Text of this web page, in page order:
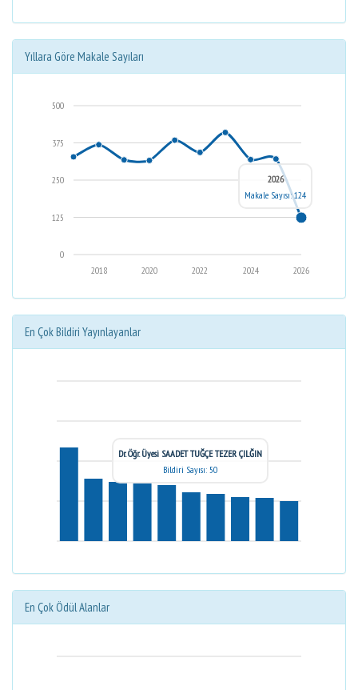
Yıllara Göre Makale Sayıları
0
125
250
375
500
2026
2024
2022
2020
2018
2026
Makale Sayısı: 124
En Çok Bildiri Yayınlayanlar
Dr. Öğr. Üyesi SAADET TUĞÇE TEZER ÇILĞIN
Bildiri Sayısı: 50
En Çok Ödül Alanlar